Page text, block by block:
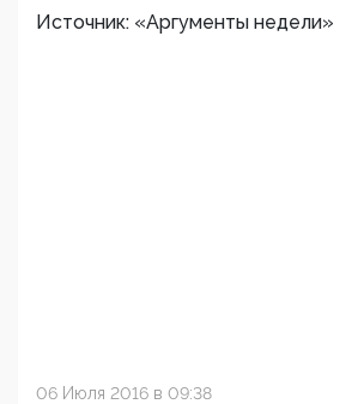
Источник: «Аргументы недели»
06 Июля 2016 в 09:38